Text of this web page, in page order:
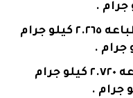
*رول اب ١٠٠×٢٠٠(العادي) بدون طباعه ٢.٢٦٥ كيلو جرام
*رول اب ١٠٠×٢٠٠( نيو ) بدون طباعه ٢.٧٢٠ كيلو جرام